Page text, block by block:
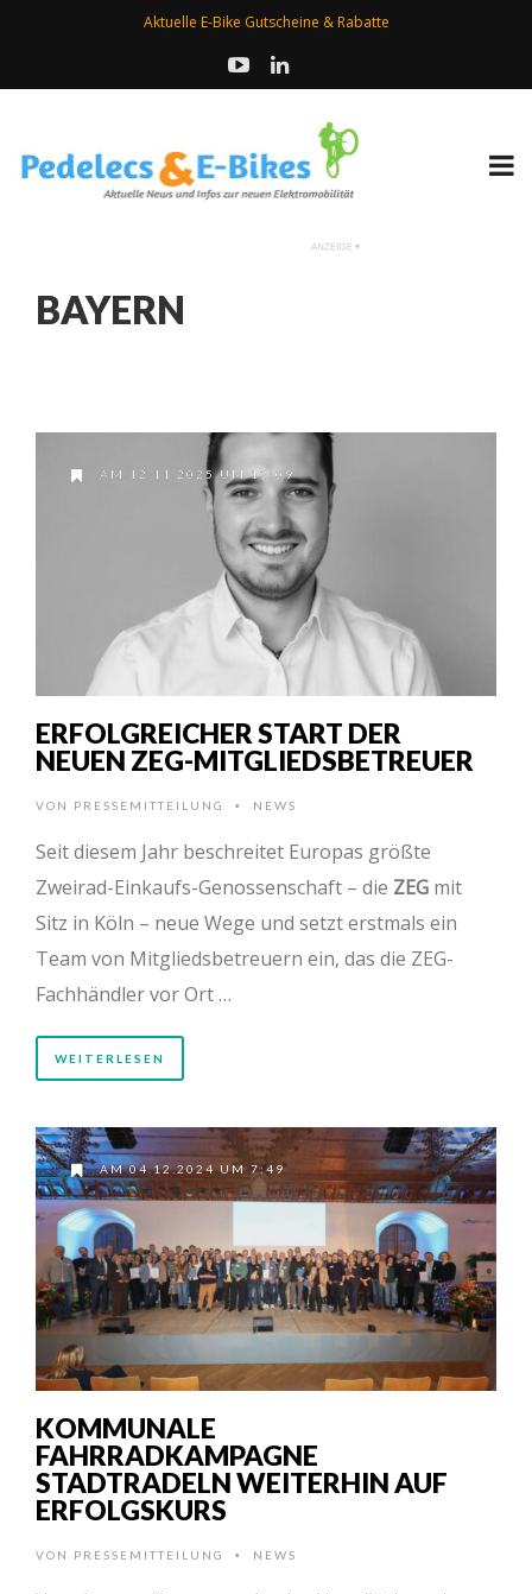
Aktuelle E-Bike Gutscheine & Rabatte
BAYERN
AM 12.11.2025 UM 13:09
ERFOLGREICHER START DER
NEUEN ZEG-MITGLIEDSBETREUER
VON PRESSEMITTEILUNG • NEWS
Seit diesem Jahr beschreitet Europas größte
Zweirad-Einkaufs-Genossenschaft – die ZEG mit
Sitz in Köln – neue Wege und setzt erstmals ein
Team von Mitgliedsbetreuern ein, das die ZEG-
Fachhändler vor Ort …
WEITERLESEN
AM 04.12.2024 UM 7:49
KOMMUNALE
FAHRRADKAMPAGNE
STADTRADELN WEITERHIN AUF
ERFOLGSKURS
VON PRESSEMITTEILUNG • NEWS